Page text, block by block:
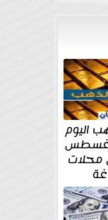
اليوم
8 أغسطس
محلات